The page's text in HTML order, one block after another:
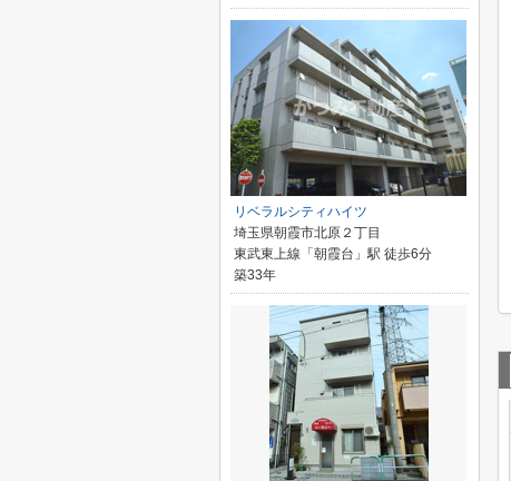
リベラルシティハイツ
埼玉県朝霞市北原２丁目
東武東上線「朝霞台」駅 徒歩6分
築33年